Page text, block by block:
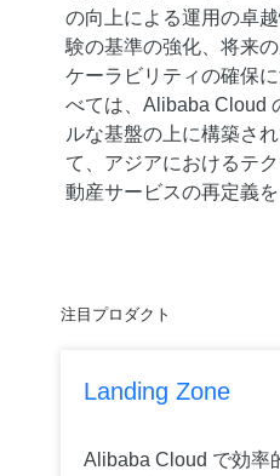
の向上による運用の卓
験の基準の強化、将来
ケーラビリティの確保
べては、Alibaba Cloud
ルな基盤の上に構築さ
て、アジアにおけるテ
動産サービスの再定義を
注目プロダクト
Landing Zone
Alibaba Cloud で効率